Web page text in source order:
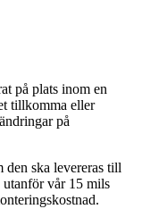
på plats inom en
tillkomma eller
på
den ska levereras till
utanför vår 15 mils